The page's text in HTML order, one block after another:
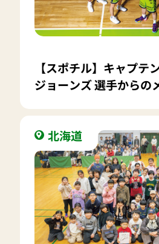
【スポチル】キャプ
ジョーンズ 選手からの
どこからでも点が取れ
北海道